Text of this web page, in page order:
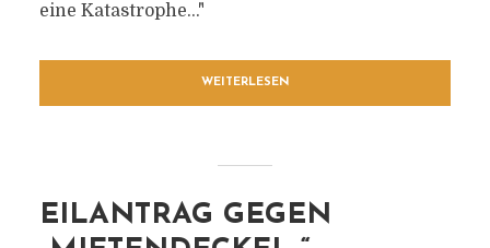
eine Katastrophe..."
WEITERLESEN
EILANTRAG GEGEN